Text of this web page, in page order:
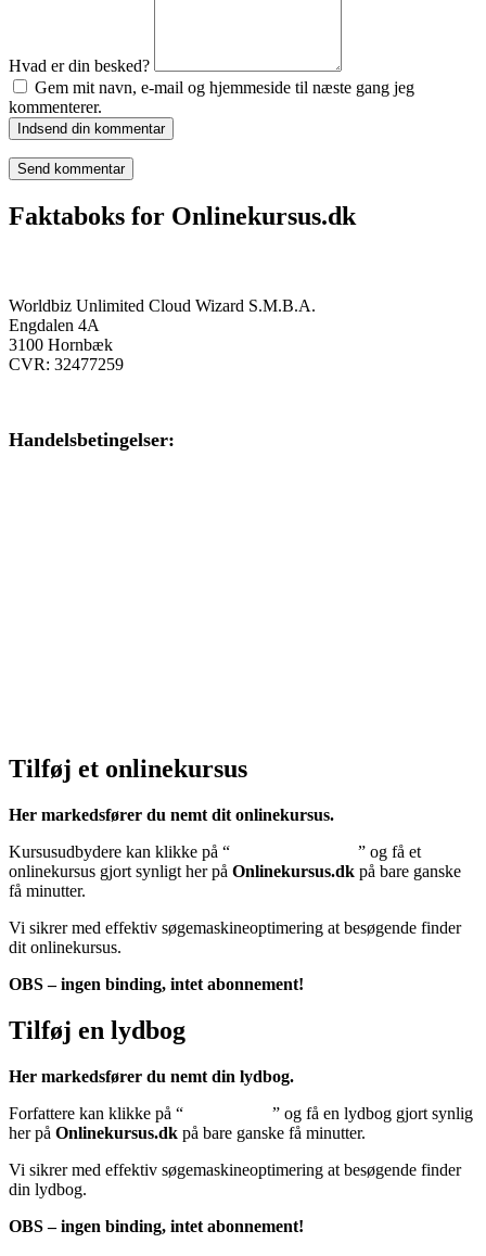
Hvad er din besked?
Gem mit navn, e-mail og hjemmeside til næste gang jeg
kommenterer.
Indsend din kommentar
Faktaboks for Onlinekursus.dk
Worldbiz Unlimited Cloud Wizard S.M.B.A.
Engdalen 4A
3100 Hornbæk
CVR: 32477259
Handelsbetingelser:
Tilføj et onlinekursus
Her markedsfører du nemt dit onlinekursus.
Kursusudbydere kan klikke på “
” og få et
onlinekursus gjort synligt her på Onlinekursus.dk på bare ganske
få minutter.
Vi sikrer med effektiv søgemaskineoptimering at besøgende finder
dit onlinekursus.
OBS – ingen binding, intet abonnement!
Tilføj en lydbog
Her markedsfører du nemt din lydbog.
Forfattere kan klikke på “
” og få en lydbog gjort synlig
her på Onlinekursus.dk på bare ganske få minutter.
Vi sikrer med effektiv søgemaskineoptimering at besøgende finder
din lydbog.
OBS – ingen binding, intet abonnement!